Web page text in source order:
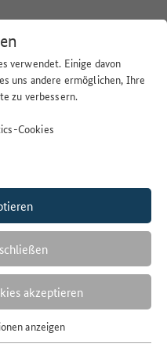
verwendet. Einige davon
uns andere ermöglichen, Ihre
zu verbessern.
Cookies
akzeptieren
anzeigen